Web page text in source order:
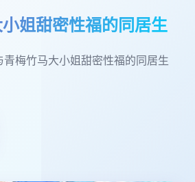
姐甜密性福的同居生
青梅竹马大小姐甜密性福的同居生